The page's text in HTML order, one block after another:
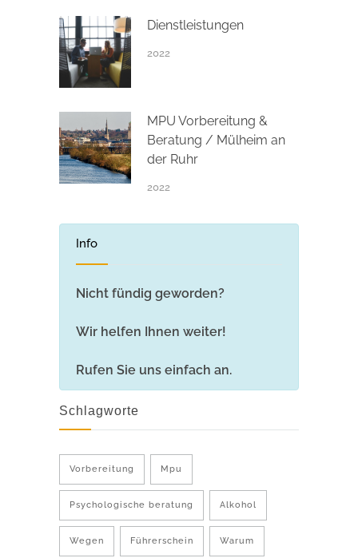
Dienstleistungen
2022
MPU Vorbereitung &
Beratung / Mülheim an
der Ruhr
2022
Info
Nicht fündig geworden?
Wir helfen Ihnen weiter!
Rufen Sie uns einfach an.
Schlagworte
Vorbereitung Mpu
Psychologische beratung Alkohol
Wegen Führerschein Warum